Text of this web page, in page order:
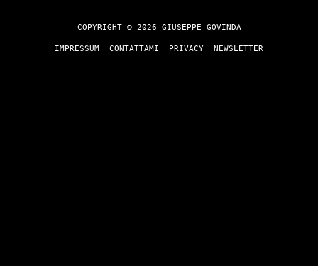
COPYRIGHT © 2026 GIUSEPPE GOVINDA
IMPRESSUM CONTATTAMI PRIVACY NEWSLETTER